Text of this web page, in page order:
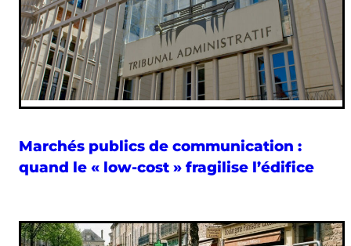
Marchés publics de communication :
quand le « low-cost » fragilise l’édifice